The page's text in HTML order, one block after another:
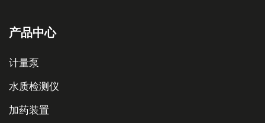
产品中心
计量泵
水质检测仪
加药装置